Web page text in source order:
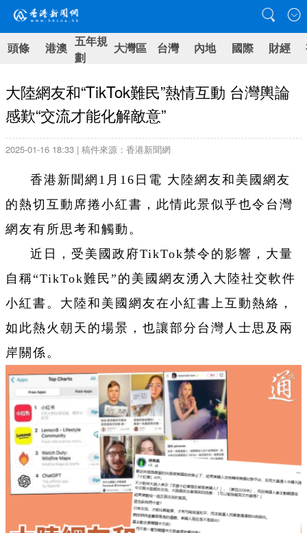
頭條 港澳 五年規
劃
大灣區 台灣 內地 國際 財經
大陸網友和“TikTok難民”熱情互動 台灣輿論
感歎“交流才能化解敵意”
2025-01-16 18:33 | 稿件來源：香港新聞網
香港新聞網1月16日電 大陸網友和美國網友
的熱切互動席捲小紅書，此情此景似乎也令台灣
網友有所思考和觸動。
近日，受美國政府TikTok禁令的影響，大量
自稱“TikTok難民”的美國網友湧入大陸社交軟件
小紅書。大陸和美國網友在小紅書上互動熱絡，
如此熱火朝天的場景，也讓部分台灣人士思及兩
岸關係。